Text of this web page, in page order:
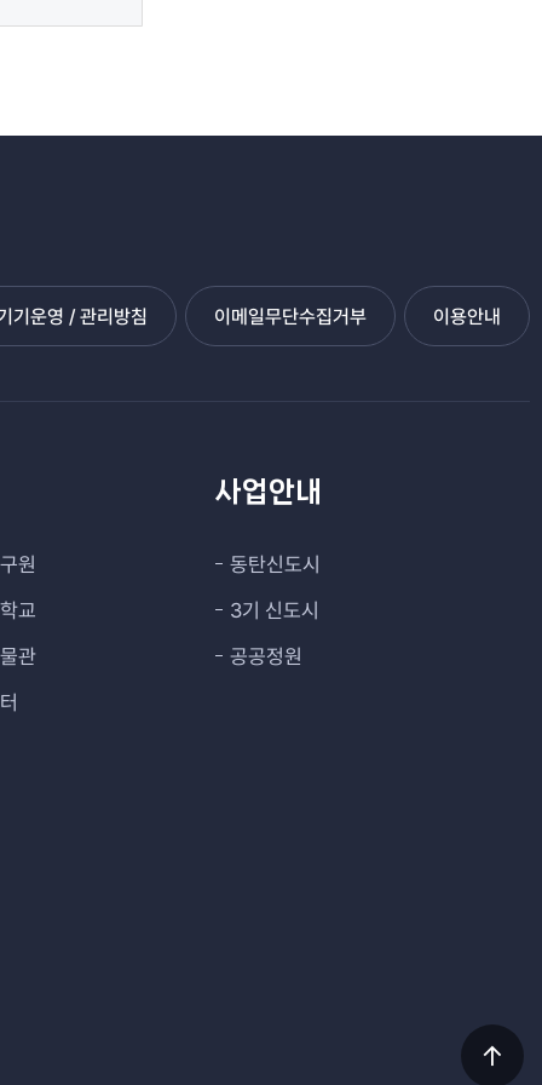
기운영 / 관리방침 이메일무단수집거부 이용안내
원
교
관
사업안내
동탄신도시
3기 신도시
공공정원
상